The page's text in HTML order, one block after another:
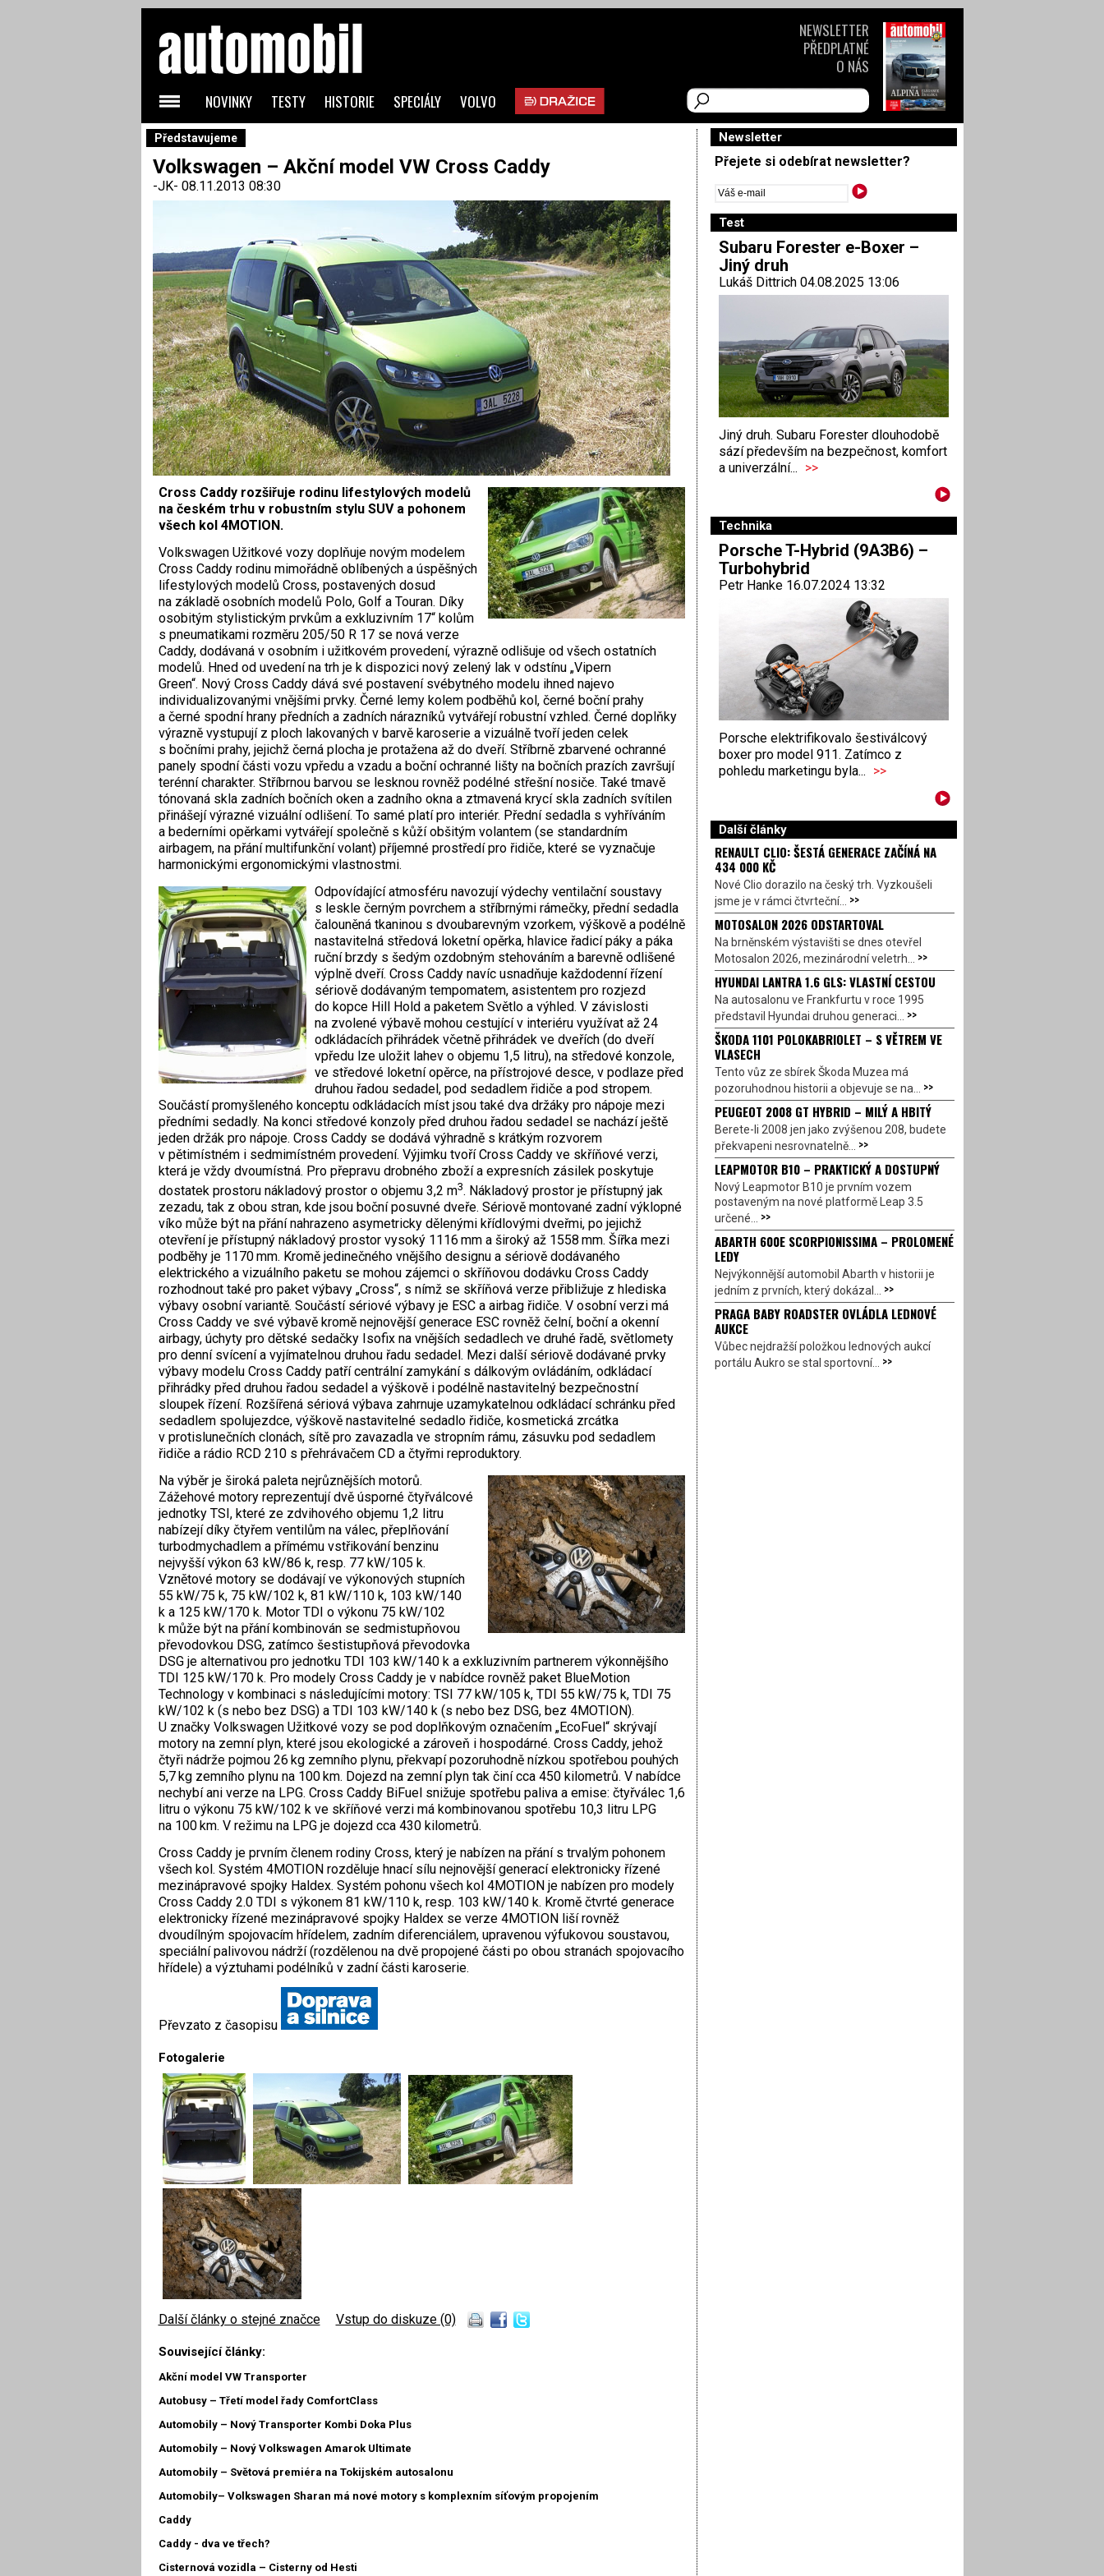
Představujeme
Volkswagen – Akční model VW Cross Caddy
-JK- 08.11.2013 08:30
Cross Caddy rozšiřuje rodinu lifestylových modelů
na českém trhu v robustním stylu SUV a pohonem
všech kol 4MOTION.
Volkswagen Užitkové vozy doplňuje novým modelem
Cross Caddy rodinu mimořádně oblíbených a úspěšných
lifestylových modelů Cross, postavených dosud
na základě osobních modelů Polo, Golf a Touran. Díky
osobitým stylistickým prvkům a exkluzivním 17“ kolům
s pneumatikami rozměru 205/50 R 17 se nová verze
Caddy, dodávaná v osobním i užitkovém provedení, výrazně odlišuje od všech ostatních
modelů. Hned od uvedení na trh je k dispozici nový zelený lak v odstínu „Vipern
Green“. Nový Cross Caddy dává své postavení svébytného modelu ihned najevo
individualizovanými vnějšími prvky. Černé lemy kolem podběhů kol, černé boční prahy
a černé spodní hrany předních a zadních nárazníků vytvářejí robustní vzhled. Černé doplňky
výrazně vystupují z ploch lakovaných v barvě karoserie a vizuálně tvoří jeden celek
s bočními prahy, jejichž černá plocha je protažena až do dveří. Stříbrně zbarvené ochranné
panely spodní části vozu vpředu a vzadu a boční ochranné lišty na bočních prazích završují
terénní charakter. Stříbrnou barvou se lesknou rovněž podélné střešní nosiče. Také tmavě
tónovaná skla zadních bočních oken a zadního okna a ztmavená krycí skla zadních svítilen
přinášejí výrazné vizuální odlišení. To samé platí pro interiér. Přední sedadla s vyhříváním
a bederními opěrkami vytvářejí společně s kůží obšitým volantem (se standardním
airbagem, na přání multifunkční volant) příjemné prostředí pro řidiče, které se vyznačuje
harmonickými ergonomickými vlastnostmi.
Odpovídající atmosféru navozují výdechy ventilační soustavy
s leskle černým povrchem a stříbrnými rámečky, přední sedadla
čalouněná tkaninou s dvoubarevným vzorkem, výškově a podélně
nastavitelná středová loketní opěrka, hlavice řadicí páky a páka
ruční brzdy s šedým ozdobným stehováním a barevně odlišené
výplně dveří. Cross Caddy navíc usnadňuje každodenní řízení
sériově dodávaným tempomatem, asistentem pro rozjezd
do kopce Hill Hold a paketem Světlo a výhled. V závislosti
na zvolené výbavě mohou cestující v interiéru využívat až 24
odkládacích přihrádek včetně přihrádek ve dveřích (do dveří
vpředu lze uložit lahev o objemu 1,5 litru), na středové konzole,
ve středové loketní opěrce, na přístrojové desce, v podlaze před
druhou řadou sedadel, pod sedadlem řidiče a pod stropem.
Součástí promyšleného konceptu odkládacích míst jsou také dva držáky pro nápoje mezi
předními sedadly. Na konci středové konzoly před druhou řadou sedadel se nachází ještě
jeden držák pro nápoje. Cross Caddy se dodává výhradně s krátkým rozvorem
v pětimístném i sedmimístném provedení. Výjimku tvoří Cross Caddy ve skříňové verzi,
která je vždy dvoumístná. Pro přepravu drobného zboží a expresních zásilek poskytuje
dostatek prostoru nákladový prostor o objemu 3,2 m3. Nákladový prostor je přístupný jak
zezadu, tak z obou stran, kde jsou boční posuvné dveře. Sériově montované zadní výklopné
víko může být na přání nahrazeno asymetricky dělenými křídlovými dveřmi, po jejichž
otevření je přístupný nákladový prostor vysoký 1116 mm a široký až 1558 mm. Šířka mezi
podběhy je 1170 mm. Kromě jedinečného vnějšího designu a sériově dodávaného
elektrického a vizuálního paketu se mohou zájemci o skříňovou dodávku Cross Caddy
rozhodnout také pro paket výbavy „Cross“, s nímž se skříňová verze přibližuje z hlediska
výbavy osobní variantě. Součástí sériové výbavy je ESC a airbag řidiče. V osobní verzi má
Cross Caddy ve své výbavě kromě nejnovější generace ESC rovněž čelní, boční a okenní
airbagy, úchyty pro dětské sedačky Isofix na vnějších sedadlech ve druhé řadě, světlomety
pro denní svícení a vyjímatelnou druhou řadu sedadel. Mezi další sériově dodávané prvky
výbavy modelu Cross Caddy patří centrální zamykání s dálkovým ovládáním, odkládací
přihrádky před druhou řadou sedadel a výškově i podélně nastavitelný bezpečnostní
sloupek řízení. Rozšířená sériová výbava zahrnuje uzamykatelnou odkládací schránku před
sedadlem spolujezdce, výškově nastavitelné sedadlo řidiče, kosmetická zrcátka
v protislunečních clonách, sítě pro zavazadla ve stropním rámu, zásuvku pod sedadlem
řidiče a rádio RCD 210 s přehrávačem CD a čtyřmi reproduktory.
Na výběr je široká paleta nejrůznějších motorů.
Zážehové motory reprezentují dvě úsporné čtyřválcové
jednotky TSI, které ze zdvihového objemu 1,2 litru
nabízejí díky čtyřem ventilům na válec, přeplňování
turbodmychadlem a přímému vstřikování benzinu
nejvyšší výkon 63 kW/86 k, resp. 77 kW/105 k.
Vznětové motory se dodávají ve výkonových stupních
55 kW/75 k, 75 kW/102 k, 81 kW/110 k, 103 kW/140
k a 125 kW/170 k. Motor TDI o výkonu 75 kW/102
k může být na přání kombinován se sedmistupňovou
převodovkou DSG, zatímco šestistupňová převodovka
DSG je alternativou pro jednotku TDI 103 kW/140 k a exkluzivním partnerem výkonnějšího
TDI 125 kW/170 k. Pro modely Cross Caddy je v nabídce rovněž paket BlueMotion
Technology v kombinaci s následujícími motory: TSI 77 kW/105 k, TDI 55 kW/75 k, TDI 75
kW/102 k (s nebo bez DSG) a TDI 103 kW/140 k (s nebo bez DSG, bez 4MOTION).
U značky Volkswagen Užitkové vozy se pod doplňkovým označením „EcoFuel“ skrývají
motory na zemní plyn, které jsou ekologické a zároveň i hospodárné. Cross Caddy, jehož
čtyři nádrže pojmou 26 kg zemního plynu, překvapí pozoruhodně nízkou spotřebou pouhých
5,7 kg zemního plynu na 100 km. Dojezd na zemní plyn tak činí cca 450 kilometrů. V nabídce
nechybí ani verze na LPG. Cross Caddy BiFuel snižuje spotřebu paliva a emise: čtyřválec 1,6
litru o výkonu 75 kW/102 k ve skříňové verzi má kombinovanou spotřebu 10,3 litru LPG
na 100 km. V režimu na LPG je dojezd cca 430 kilometrů.
Cross Caddy je prvním členem rodiny Cross, který je nabízen na přání s trvalým pohonem
všech kol. Systém 4MOTION rozděluje hnací sílu nejnovější generací elektronicky řízené
mezinápravové spojky Haldex. Systém pohonu všech kol 4MOTION je nabízen pro modely
Cross Caddy 2.0 TDI s výkonem 81 kW/110 k, resp. 103 kW/140 k. Kromě čtvrté generace
elektronicky řízené mezinápravové spojky Haldex se verze 4MOTION liší rovněž
dvoudílným spojovacím hřídelem, zadním diferenciálem, upravenou výfukovou soustavou,
speciální palivovou nádrží (rozdělenou na dvě propojené části po obou stranách spojovacího
hřídele) a výztuhami podélníků v zadní části karoserie.
Převzato z časopisu
Fotogalerie
Další články o stejné značce Vstup do diskuze (0)
Související články:
Akční model VW Transporter
Autobusy – Třetí model řady ComfortClass
Automobily – Nový Transporter Kombi Doka Plus
Automobily – Nový Volkswagen Amarok Ultimate
Automobily – Světová premiéra na Tokijském autosalonu
Automobily– Volkswagen Sharan má nové motory s komplexním síťovým propojením
Caddy
Caddy - dva ve třech?
Cisternová vozidla – Cisterny od Hesti
Newsletter
Přejete si odebírat newsletter?
Test
Subaru Forester e-Boxer –
Jiný druh
Lukáš Dittrich 04.08.2025 13:06
Jiný druh. Subaru Forester dlouhodobě
sází především na bezpečnost, komfort
a univerzální... >>
Technika
Porsche T-Hybrid (9A3B6) –
Turbohybrid
Petr Hanke 16.07.2024 13:32
Porsche elektrifikovalo šestiválcový
boxer pro model 911. Zatímco z
pohledu marketingu byla... >>
Další články
RENAULT CLIO: ŠESTÁ GENERACE ZAČÍNÁ NA
434 000 KČ
Nové Clio dorazilo na český trh. Vyzkoušeli
jsme je v rámci čtvrteční... >>
MOTOSALON 2026 ODSTARTOVAL
Na brněnském výstavišti se dnes otevřel
Motosalon 2026, mezinárodní veletrh... >>
HYUNDAI LANTRA 1.6 GLS: VLASTNÍ CESTOU
Na autosalonu ve Frankfurtu v roce 1995
představil Hyundai druhou generaci... >>
ŠKODA 1101 POLOKABRIOLET – S VĚTREM VE
VLASECH
Tento vůz ze sbírek Škoda Muzea má
pozoruhodnou historii a objevuje se na... >>
PEUGEOT 2008 GT HYBRID – MILÝ A HBITÝ
Berete-li 2008 jen jako zvýšenou 208, budete
překvapeni nesrovnatelně... >>
LEAPMOTOR B10 – PRAKTICKÝ A DOSTUPNÝ
Nový Leapmotor B10 je prvním vozem
postaveným na nové platformě Leap 3.5
určené... >>
ABARTH 600E SCORPIONISSIMA – PROLOMENÉ
LEDY
Nejvýkonnější automobil Abarth v historii je
jedním z prvních, který dokázal... >>
PRAGA BABY ROADSTER OVLÁDLA LEDNOVÉ
AUKCE
Vůbec nejdražší položkou lednových aukcí
portálu Aukro se stal sportovní... >>
NOVINKY TESTY HISTORIE SPECIÁLY VOLVO
NEWSLETTER
PŘEDPLATNÉ
O NÁS